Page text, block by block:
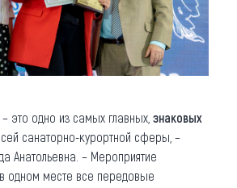
– это одно из самых главных, знаковых
санаторно-курортной сферы, –
Анатольевна. – Мероприятие
в одном месте все передовые